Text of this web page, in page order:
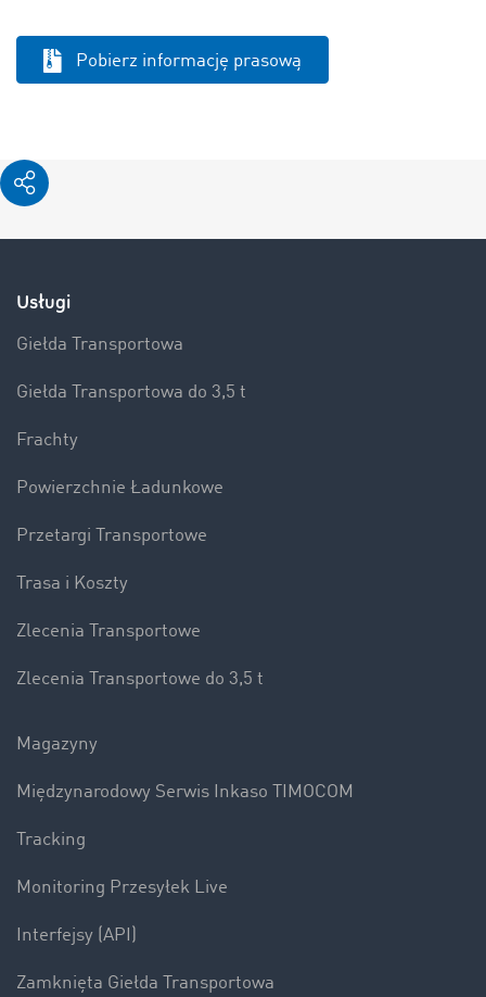
Pobierz informację prasową
Usługi
Giełda Transportowa
Giełda Transportowa do 3,5 t
Frachty
Powierzchnie Ładunkowe
Przetargi Transportowe
Trasa i Koszty
Zlecenia Transportowe
Zlecenia Transportowe do 3,5 t
Magazyny
Międzynarodowy Serwis Inkaso TIMOCOM
Tracking
Monitoring Przesyłek Live
Interfejsy (API)
Zamknięta Giełda Transportowa